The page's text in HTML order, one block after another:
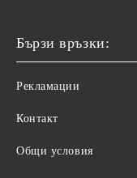
Бързи връзки:
Рекламации
Контакт
Общи условия